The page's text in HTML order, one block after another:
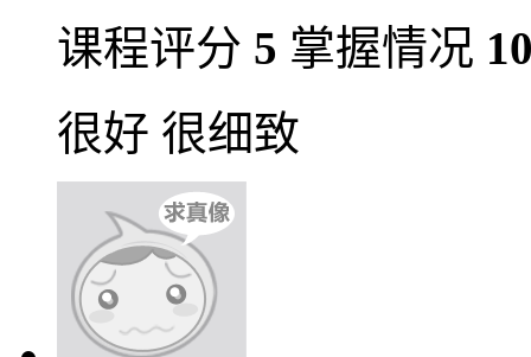
课程评分 5 掌握情况
很好 很细致